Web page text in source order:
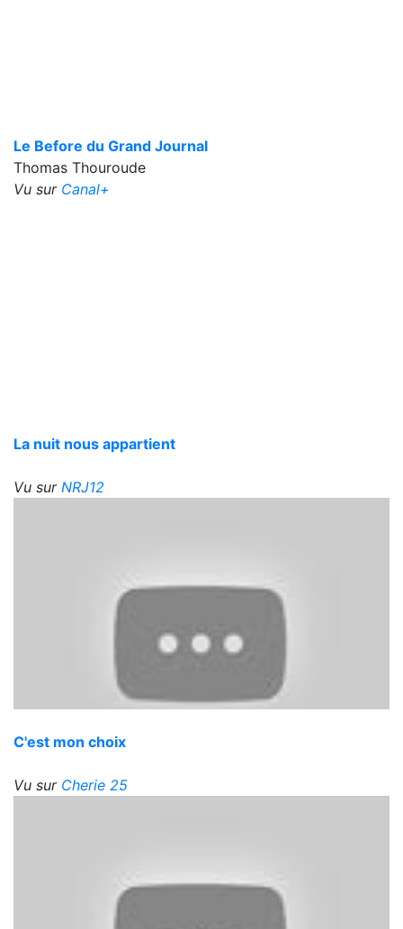
Le Before du Grand Journal
Thomas Thouroude
Vu sur Canal+
La nuit nous appartient
Vu sur NRJ12
C'est mon choix
Vu sur Cherie 25